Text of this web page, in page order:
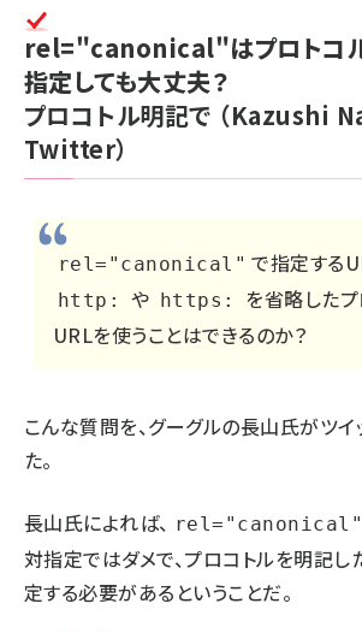
rel="canonical"はプロトコ
指定しても大丈夫？
プロコトル明記で （Kazushi
Twitter）
rel="canonical" で指定する
http: や https:
を省略した
URLを使うことはできるのか？
こんな質問を、グーグルの長山氏がツ
た。
長山氏によれば、 rel="canonical"
対指定ではダメで、プロコトルを明記
定する必要があるということだ。